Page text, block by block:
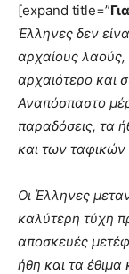
[expand title=”
Έλληνες δεν
αρχαίους
αρχαιότερο και
Αναπόσπαστο
παραδόσεις, τα
και των
Οι Έλληνες
καλύτερη τύχη
αποσκευές
ήθη και τα